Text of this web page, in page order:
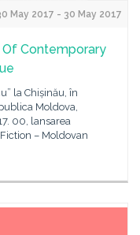
May 2017 - 30 May 2017
Contemporary
la Chișinău, în
Moldova,
00, lansarea
– Moldovan